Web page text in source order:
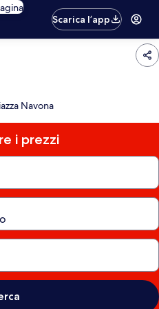
Scarica l’app
Navona
i prezzi